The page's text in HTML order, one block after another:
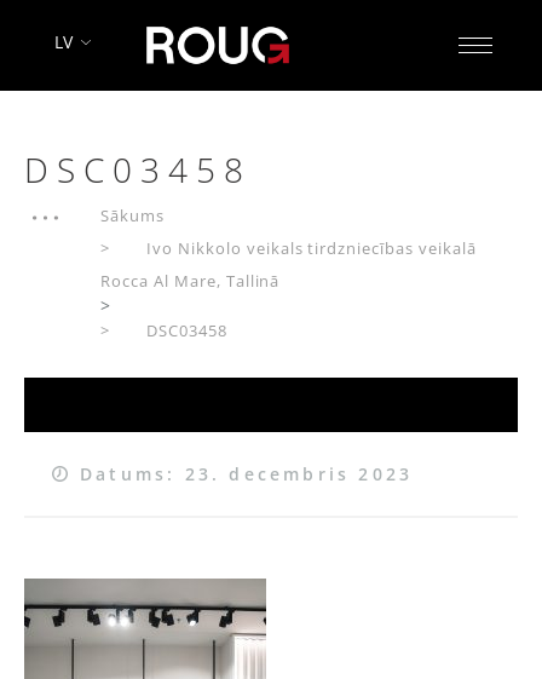
LV
DSC03458
Sākums
Ivo Nikkolo veikals tirdzniecības veikalā
Rocca Al Mare, Tallinā
>
DSC03458
Datums: 23. decembris 2023